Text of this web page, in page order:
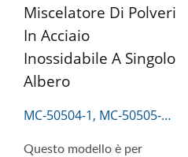
Miscelatore Di Polveri
In Acciaio
Inossidabile A Singolo
Albero
MC-50504-1, MC-50505-1,
Questo modello è per